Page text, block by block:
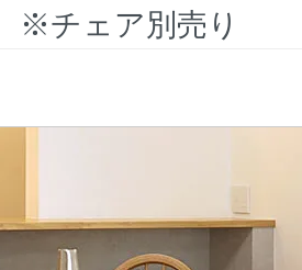
※チェア別売り